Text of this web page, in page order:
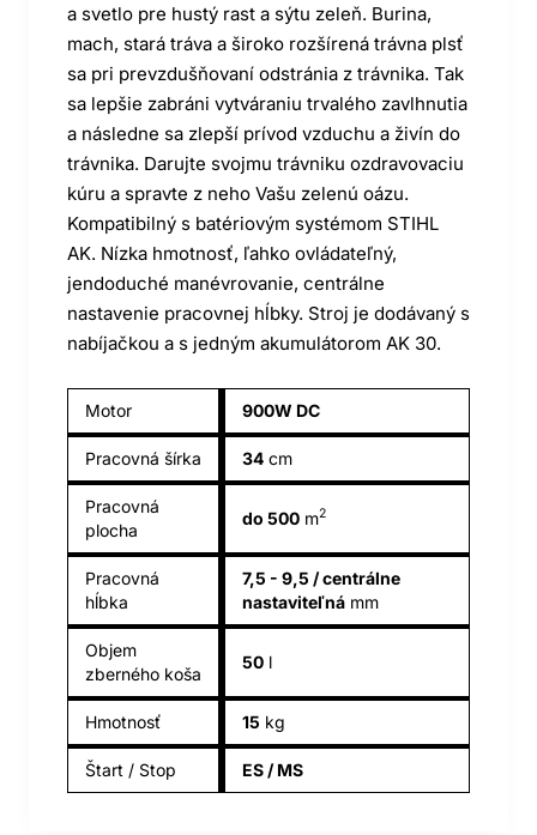
a svetlo pre hustý rast a sýtu zeleň. Burina,
mach, stará tráva a široko rozšírená trávna plsť
sa pri prevzdušňovaní odstránia z trávnika. Tak
sa lepšie zabráni vytváraniu trvalého zavlhnutia
a následne sa zlepší prívod vzduchu a živín do
trávnika. Darujte svojmu trávniku ozdravovaciu
kúru a spravte z neho Vašu zelenú oázu.
Kompatibilný s batériovým systémom STIHL
AK. Nízka hmotnosť, ľahko ovládateľný,
jendoduché manévrovanie, centrálne
nastavenie pracovnej hĺbky. Stroj je dodávaný s
nabíjačkou a s jedným akumulátorom AK 30.
Motor 900W DC
Pracovná šírka 34 cm
Pracovná
plocha
do 500 m2
Pracovná
hĺbka
7,5 - 9,5 / centrálne
nastaviteľná mm
Objem
zberného koša
50 l
Hmotnosť 15 kg
Štart / Stop ES / MS